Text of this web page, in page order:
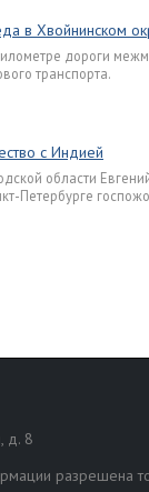
в Хвойнинском
дороги
транспорта.
с Индией
области
Петербурге
д. 8
разрешена